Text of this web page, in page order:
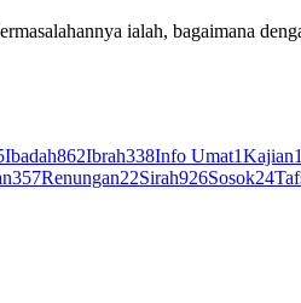
ialah, bagaimana
Ibadah862Ibrah338Info Umat1Kajian
357Renungan22Sirah926Sosok24